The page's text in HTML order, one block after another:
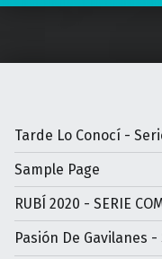
Tarde Lo Conocí -
Sample Page
RUBÍ 2020 - SERIE
Pasión De Gavilanes